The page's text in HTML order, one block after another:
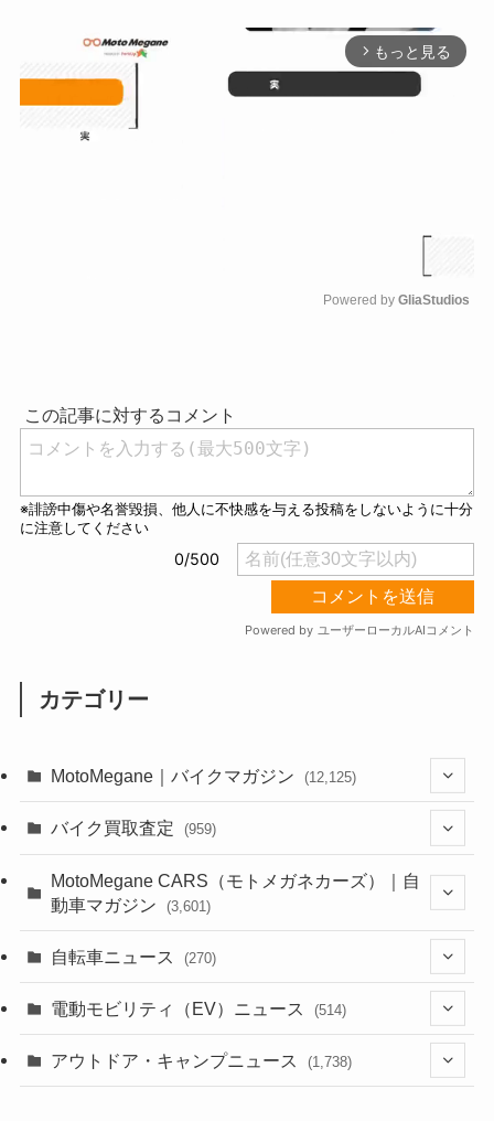
arrow_forward_ios もっと見る
Powered by GliaStudios
カテゴリー
MotoMegane｜バイクマガジン (12,125)
(44)
(1,241)
(637)
(118)
(60)
(252)
(38) (249)
(306)
(6,953)
(2,473)
(1,226)
バイク買取査定 (959)
(352)
MotoMegane CARS（モトメガネカーズ）｜自
動車マガジン
(3,601)
(185)
自転車ニュース (270)
(54)
(211)
電動モビリティ（EV）ニュース (514)
(132)
アウトドア・キャンプニュース (1,738)